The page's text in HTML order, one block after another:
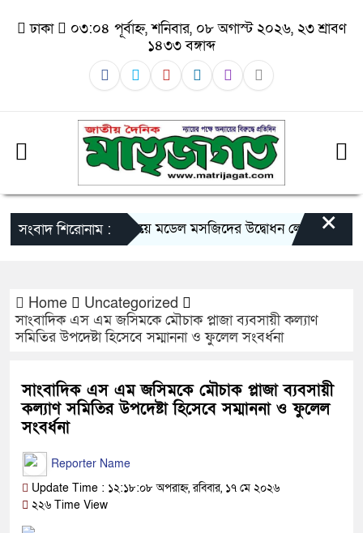
ঢাকা
০৩:০৪ পূর্বাহ্ন, শনিবার, ০৮ অগাস্ট ২০২৬, ২৩ শ্রাবণ
১৪৩৩ বঙ্গাব্দ
সংবাদ শিরোনাম :
ঠাকুরগাঁওয়ে মডেল মসজিদের উদ্বোধন লেমন সরকার,×
Home
Uncategorized
সাংবাদিক এস এম জসিমকে মৌচাক প্লাজা ব্যবসায়ী কল্যাণ
সমিতির উপদেষ্টা হিসেবে সম্মাননা ও ফুলেল সংবর্ধনা
সাংবাদিক এস এম জসিমকে মৌচাক প্লাজা ব্যবসায়ী
কল্যাণ সমিতির উপদেষ্টা হিসেবে সম্মাননা ও ফুলেল
সংবর্ধনা
Reporter Name
Update Time : ১২:১৮:০৮ অপরাহ্ন, রবিবার, ১৭ মে ২০২৬
২২৬ Time View